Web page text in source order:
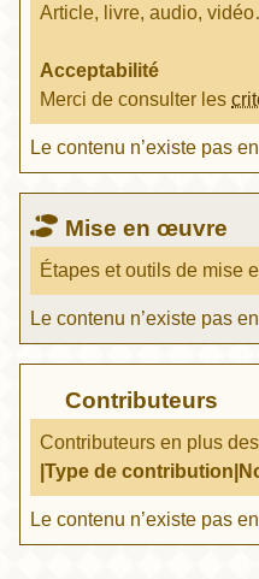
Article, livre, audio,
Acceptabilité
Merci de consulter les
Le contenu n’existe pas
Mise en œuvre
Étapes et outils de mise
Le contenu n’existe pas
Contributeurs
Contributeurs en plus
|Type de
Le contenu n’existe pas